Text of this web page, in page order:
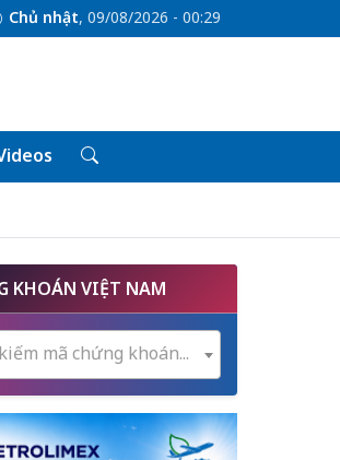
Chủ nhật, 09/08/2026 - 00:29
KHOÁN VIỆT NAM
mã chứng khoán...